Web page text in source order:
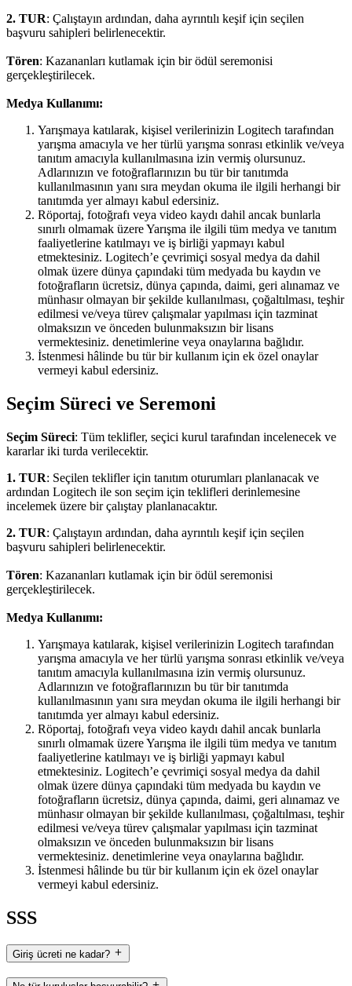
2. TUR: Çalıştayın ardından, daha ayrıntılı keşif için seçilen
başvuru sahipleri belirlenecektir.
Tören: Kazananları kutlamak için bir ödül seremonisi
gerçekleştirilecek.
Medya Kullanımı:
Yarışmaya katılarak, kişisel verilerinizin Logitech tarafından
yarışma amacıyla ve her türlü yarışma sonrası etkinlik ve/veya
tanıtım amacıyla kullanılmasına izin vermiş olursunuz.
Adlarınızın ve fotoğraflarınızın bu tür bir tanıtımda
kullanılmasının yanı sıra meydan okuma ile ilgili herhangi bir
tanıtımda yer almayı kabul edersiniz.
Röportaj, fotoğrafı veya video kaydı dahil ancak bunlarla
sınırlı olmamak üzere Yarışma ile ilgili tüm medya ve tanıtım
faaliyetlerine katılmayı ve iş birliği yapmayı kabul
etmektesiniz. Logitech’e çevrimiçi sosyal medya da dahil
olmak üzere dünya çapındaki tüm medyada bu kaydın ve
fotoğrafların ücretsiz, dünya çapında, daimi, geri alınamaz ve
münhasır olmayan bir şekilde kullanılması, çoğaltılması, teşhir
edilmesi ve/veya türev çalışmalar yapılması için tazminat
olmaksızın ve önceden bulunmaksızın bir lisans
vermektesiniz. denetimlerine veya onaylarına bağlıdır.
İstenmesi hâlinde bu tür bir kullanım için ek özel onaylar
vermeyi kabul edersiniz.
Seçim Süreci ve Seremoni
Seçim Süreci: Tüm teklifler, seçici kurul tarafından incelenecek ve
kararlar iki turda verilecektir.
1. TUR: Seçilen teklifler için tanıtım oturumları planlanacak ve
ardından Logitech ile son seçim için teklifleri derinlemesine
incelemek üzere bir çalıştay planlanacaktır.
2. TUR: Çalıştayın ardından, daha ayrıntılı keşif için seçilen
başvuru sahipleri belirlenecektir.
Tören: Kazananları kutlamak için bir ödül seremonisi
gerçekleştirilecek.
Medya Kullanımı:
Yarışmaya katılarak, kişisel verilerinizin Logitech tarafından
yarışma amacıyla ve her türlü yarışma sonrası etkinlik ve/veya
tanıtım amacıyla kullanılmasına izin vermiş olursunuz.
Adlarınızın ve fotoğraflarınızın bu tür bir tanıtımda
kullanılmasının yanı sıra meydan okuma ile ilgili herhangi bir
tanıtımda yer almayı kabul edersiniz.
Röportaj, fotoğrafı veya video kaydı dahil ancak bunlarla
sınırlı olmamak üzere Yarışma ile ilgili tüm medya ve tanıtım
faaliyetlerine katılmayı ve iş birliği yapmayı kabul
etmektesiniz. Logitech’e çevrimiçi sosyal medya da dahil
olmak üzere dünya çapındaki tüm medyada bu kaydın ve
fotoğrafların ücretsiz, dünya çapında, daimi, geri alınamaz ve
münhasır olmayan bir şekilde kullanılması, çoğaltılması, teşhir
edilmesi ve/veya türev çalışmalar yapılması için tazminat
olmaksızın ve önceden bulunmaksızın bir lisans
vermektesiniz. denetimlerine veya onaylarına bağlıdır.
İstenmesi hâlinde bu tür bir kullanım için ek özel onaylar
vermeyi kabul edersiniz.
SSS
Giriş ücreti ne kadar?